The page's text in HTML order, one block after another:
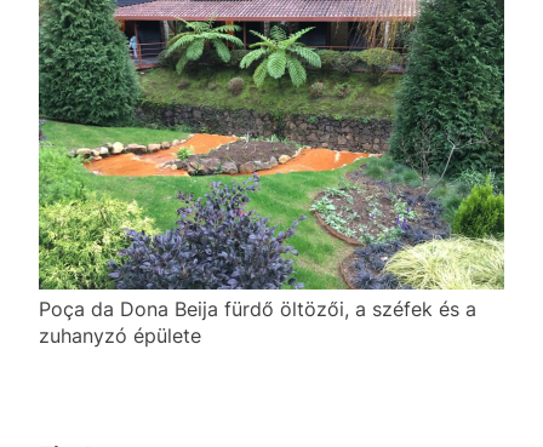
Poça da Dona Beija fürdő öltözői, a széfek és a
zuhanyzó épülete